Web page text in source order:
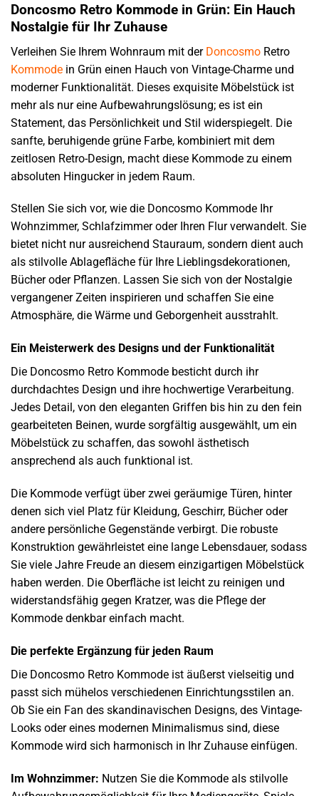
Doncosmo Retro Kommode in Grün: Ein Hauch
Nostalgie für Ihr Zuhause
Verleihen Sie Ihrem Wohnraum mit der Doncosmo Retro
Kommode in Grün einen Hauch von Vintage-Charme und
moderner Funktionalität. Dieses exquisite Möbelstück ist
mehr als nur eine Aufbewahrungslösung; es ist ein
Statement, das Persönlichkeit und Stil widerspiegelt. Die
sanfte, beruhigende grüne Farbe, kombiniert mit dem
zeitlosen Retro-Design, macht diese Kommode zu einem
absoluten Hingucker in jedem Raum.
Stellen Sie sich vor, wie die Doncosmo Kommode Ihr
Wohnzimmer, Schlafzimmer oder Ihren Flur verwandelt. Sie
bietet nicht nur ausreichend Stauraum, sondern dient auch
als stilvolle Ablagefläche für Ihre Lieblingsdekorationen,
Bücher oder Pflanzen. Lassen Sie sich von der Nostalgie
vergangener Zeiten inspirieren und schaffen Sie eine
Atmosphäre, die Wärme und Geborgenheit ausstrahlt.
Ein Meisterwerk des Designs und der Funktionalität
Die Doncosmo Retro Kommode besticht durch ihr
durchdachtes Design und ihre hochwertige Verarbeitung.
Jedes Detail, von den eleganten Griffen bis hin zu den fein
gearbeiteten Beinen, wurde sorgfältig ausgewählt, um ein
Möbelstück zu schaffen, das sowohl ästhetisch
ansprechend als auch funktional ist.
Die Kommode verfügt über zwei geräumige Türen, hinter
denen sich viel Platz für Kleidung, Geschirr, Bücher oder
andere persönliche Gegenstände verbirgt. Die robuste
Konstruktion gewährleistet eine lange Lebensdauer, sodass
Sie viele Jahre Freude an diesem einzigartigen Möbelstück
haben werden. Die Oberfläche ist leicht zu reinigen und
widerstandsfähig gegen Kratzer, was die Pflege der
Kommode denkbar einfach macht.
Die perfekte Ergänzung für jeden Raum
Die Doncosmo Retro Kommode ist äußerst vielseitig und
passt sich mühelos verschiedenen Einrichtungsstilen an.
Ob Sie ein Fan des skandinavischen Designs, des Vintage-
Looks oder eines modernen Minimalismus sind, diese
Kommode wird sich harmonisch in Ihr Zuhause einfügen.
Im Wohnzimmer: Nutzen Sie die Kommode als stilvolle